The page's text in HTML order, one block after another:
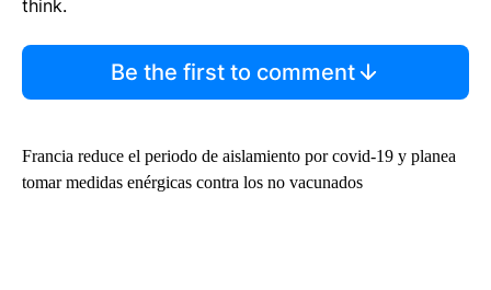
think.
Be the first to comment
Francia reduce el periodo de aislamiento por covid-19 y planea
tomar medidas enérgicas contra los no vacunados